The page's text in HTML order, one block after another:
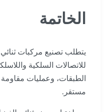
الخاتمة
يتطلب تصنيع مركبات ثنائي
للاتصالات السلكية
الطبقات، وعمليات مقاومة
مستقر.